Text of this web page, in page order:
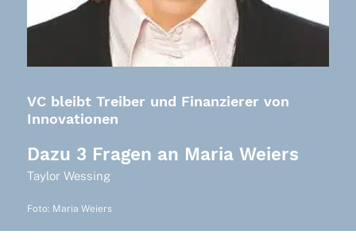
VC bleibt Treiber und Finanzierer von
Innovationen
Dazu 3 Fragen an Maria Weiers
Taylor Wessing
Foto: Maria Weiers